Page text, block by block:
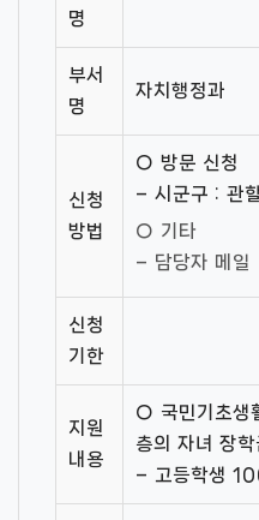
명
부서
명
자치행정과
신청
방법
○ 방문 신청
– 시군구 : 관
○ 기타
– 담당자 메일
신청
기한
지원
내용
○ 국민기초생
층의 자녀 장
– 고등학생